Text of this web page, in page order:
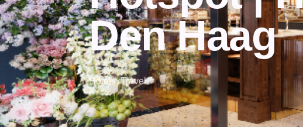
Den Haag
Hotels,Travel